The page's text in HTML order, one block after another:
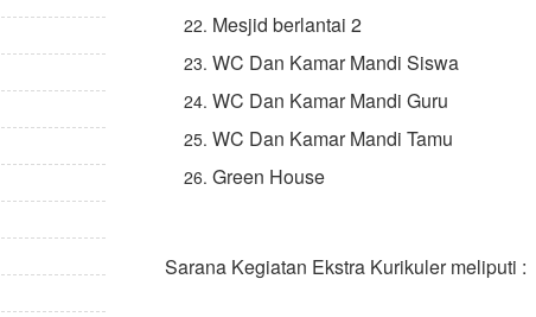
Mesjid berlantai 2
WC Dan Kamar Mandi Siswa
WC Dan Kamar Mandi Guru
WC Dan Kamar Mandi Tamu
Green House
Sarana Kegiatan Ekstra Kurikuler meliputi :